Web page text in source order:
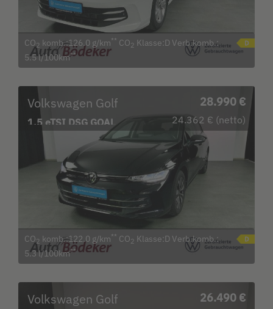
CO2 komb.:126.0 g/km** CO2 Klasse:D Verb.komb.:
5.5 l/100km**
Volkswagen Golf
1.5 eTSI DSG GOAL
Garantie b. 23.4.30 / LED
28.990 €
24.362 € (netto)
CO2 komb.:122.0 g/km** CO2 Klasse:D Verb.komb.:
5.3 l/100km**
Volkswagen Golf 26.490 €